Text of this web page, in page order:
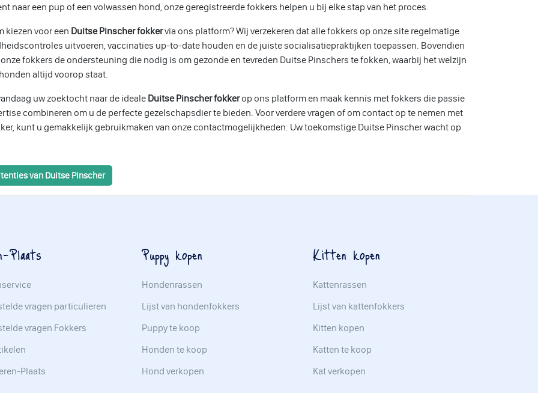
naar een pup of een volwassen hond, onze geregistreerde fokkers helpen u bij elke stap van het proces.
kiezen voor een Duitse Pinscher fokkervia ons platform? Wij verzekeren dat alle fokkers op onze site regelmatige
uitvoeren, vaccinaties up-to-date houden en de juiste socialisatiepraktijken toepassen. Bovendien
fokkers de ondersteuning die nodig is om gezonde en tevreden Duitse Pinschers te fokken, waarbij het welzijn
altijd voorop staat.
uw zoektocht naar de ideale Duitse Pinscher fokkerop ons platform en maak kennis met fokkers die passie
combineren om u de perfecte gezelschapsdier te bieden. Voor verdere vragen of om contact op te nemen met
kunt u gemakkelijk gebruikmaken van onze contactmogelijkheden. Uw toekomstige Duitse Pinscher wacht op
van Duitse Pinscher
Plaats
vragen particulieren
vragen Fokkers
Plaats
Puppy kopen
Hondenrassen
Lijst van hondenfokkers
Puppy te koop
Honden te koop
Hond verkopen
Kitten kopen
Kattenrassen
Lijst van kattenfokkers
Kitten kopen
Katten te koop
Kat verkopen